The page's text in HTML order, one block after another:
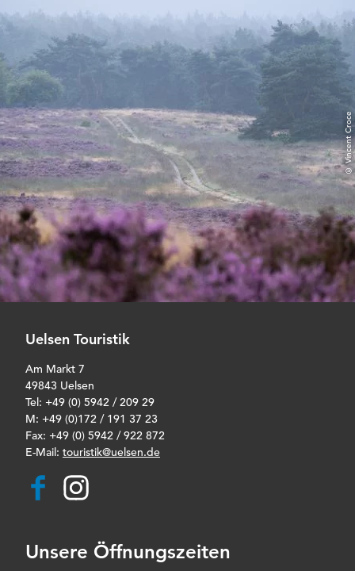
© Vincent Croce
Uelsen Touristik
Am Markt 7
49843 Uelsen
Tel: +49 (0) 5942 / 209 29
M: +49 (0)172 / 191 37 23
Fax: +49 (0) 5942 / 922 872
E-Mail: touristik@uelsen.de
F
o
I
n
g
Unsere Öffnungszeiten